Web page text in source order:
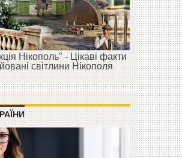
Нікополь" - Цікаві факти
світлини Нікополя